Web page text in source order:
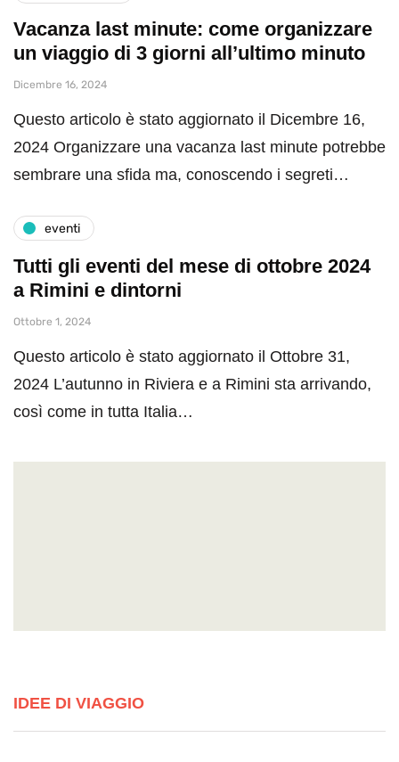
Vacanza last minute: come organizzare
un viaggio di 3 giorni all’ultimo minuto
Dicembre 16, 2024
Questo articolo è stato aggiornato il Dicembre 16,
2024 Organizzare una vacanza last minute potrebbe
sembrare una sfida ma, conoscendo i segreti…
eventi
Tutti gli eventi del mese di ottobre 2024
a Rimini e dintorni
Ottobre 1, 2024
Questo articolo è stato aggiornato il Ottobre 31,
2024 L’autunno in Riviera e a Rimini sta arrivando,
così come in tutta Italia…
IDEE DI VIAGGIO